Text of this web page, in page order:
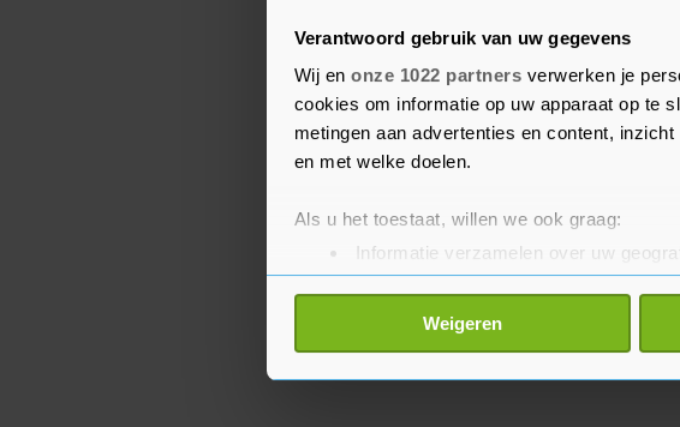
Verantwoord gebruik van uw gegevens
Wij en onze 1022 partners verwerken je
cookies om informatie op uw apparaat op te
metingen aan advertenties en content,
en met welke doelen.
Als u het toestaat, willen we ook graag:
Informatie verzamelen over uw
Uw apparaat identificeren door het
Lees meer over hoe uw persoonlijke
Weigeren